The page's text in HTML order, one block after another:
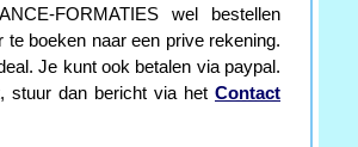
FORMATIES wel bestellen
te boeken naar een prive rekening.
Je kunt ook betalen via paypal.
stuur dan bericht via het Contact